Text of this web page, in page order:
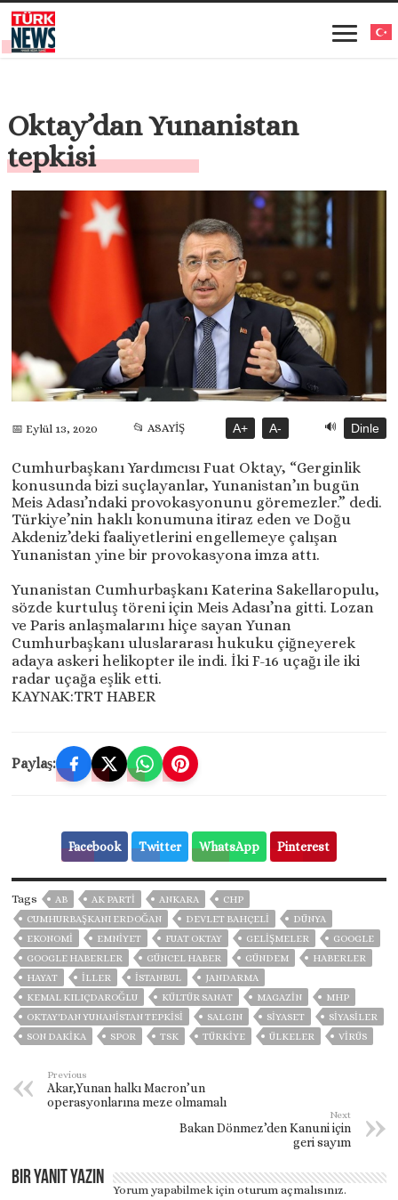
Oktay’dan Yunanistan
tepkisi
📅 Eylül 13, 2020 📂 ASAYİŞ A+ A- 🔊 Dinle
Cumhurbaşkanı Yardımcısı Fuat Oktay, “Gerginlik
konusunda bizi suçlayanlar, Yunanistan’ın bugün
Meis Adası’ndaki provokasyonunu göremezler.” dedi.
Türkiye’nin haklı konumuna itiraz eden ve Doğu
Akdeniz’deki faaliyetlerini engellemeye çalışan
Yunanistan yine bir provokasyona imza attı.
Yunanistan Cumhurbaşkanı Katerina Sakellaropulu,
sözde kurtuluş töreni için Meis Adası’na gitti. Lozan
ve Paris anlaşmalarını hiçe sayan Yunan
Cumhurbaşkanı uluslararası hukuku çiğneyerek
adaya askeri helikopter ile indi. İki F-16 uçağı ile iki
radar uçağa eşlik etti.
KAYNAK:TRT HABER
Paylaş:
Facebook Twitter WhatsApp Pinterest
Tags AB AK PARTİ ANKARA
CHP
CUMHURBAŞKANI ERDOĞAN
DEVLET BAHÇELİ
DÜNYA
EKONOMİ
EMNİYET FUAT OKTAY GELIŞMELER
GOOGLE
GOOGLE HABERLER
GÜNCEL HABER GÜNDEM
HABERLER
HAYAT
İLLER ISTANBUL
JANDARMA
KEMAL KILIÇDAROĞLU
KÜLTÜR SANAT MAGAZİN
MHP
OKTAY'DAN YUNANISTAN TEPKISI
SALGIN SİYASET
SİYASİLER
SON DAKIKA
SPOR TSK TÜRKİYE ÜLKELER VIRÜS
Previous
Akar,Yunan halkı Macron’un
operasyonlarına meze olmamalı
Next
Bakan Dönmez’den Kanuni için
geri sayım
Bir yanıt yazın
Yorum yapabilmek içinoturum açmalısınız.